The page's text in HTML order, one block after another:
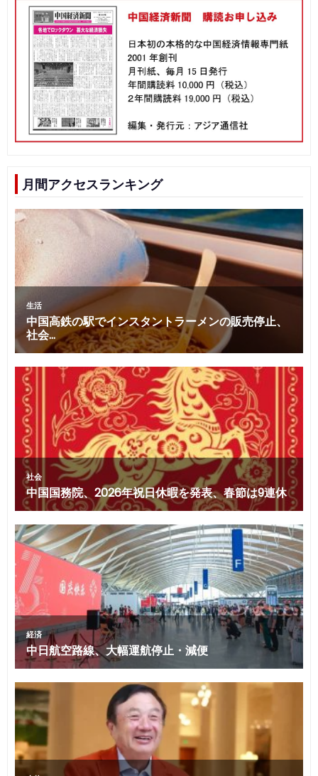
月間アクセスランキング